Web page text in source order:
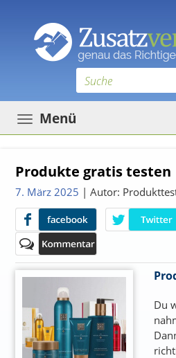
Toggle
navigation
Menü
Produkte gratis testen
7. März 2025 | Autor:
Du